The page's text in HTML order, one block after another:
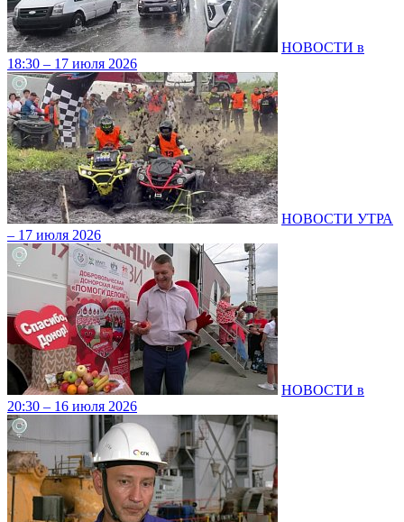
НОВОСТИ в
18:30 – 17 июля 2026
НОВОСТИ УТРА
– 17 июля 2026
НОВОСТИ в
20:30 – 16 июля 2026